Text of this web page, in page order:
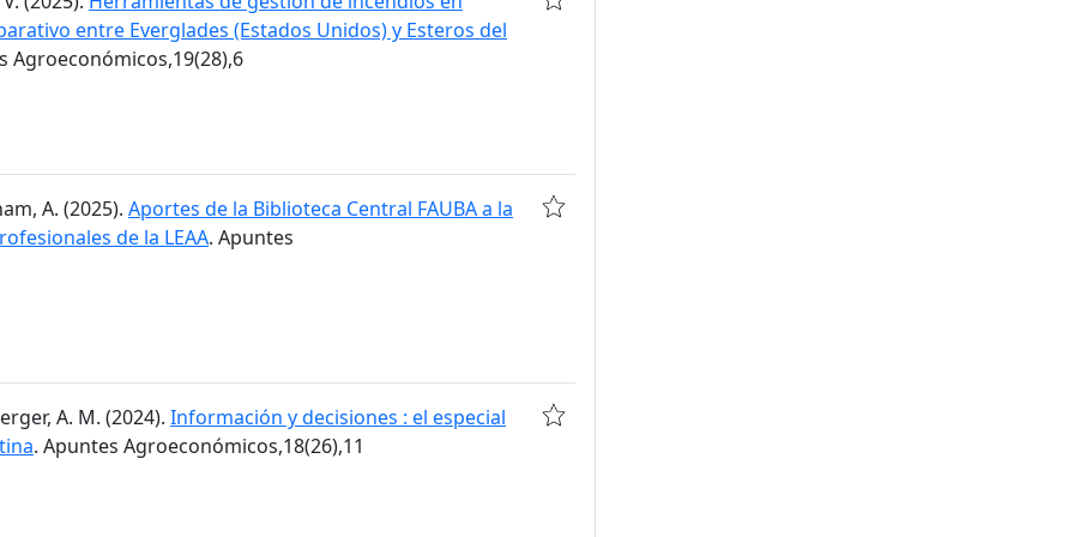
entre Everglades (Estados Unidos) y Esteros del
Agroeconómicos,19(28),6
A. (2025). Aportes de la Biblioteca Central FAUBA a la
de la LEAA. Apuntes
A. M. (2024). Información y decisiones : el especial
. Apuntes Agroeconómicos,18(26),11